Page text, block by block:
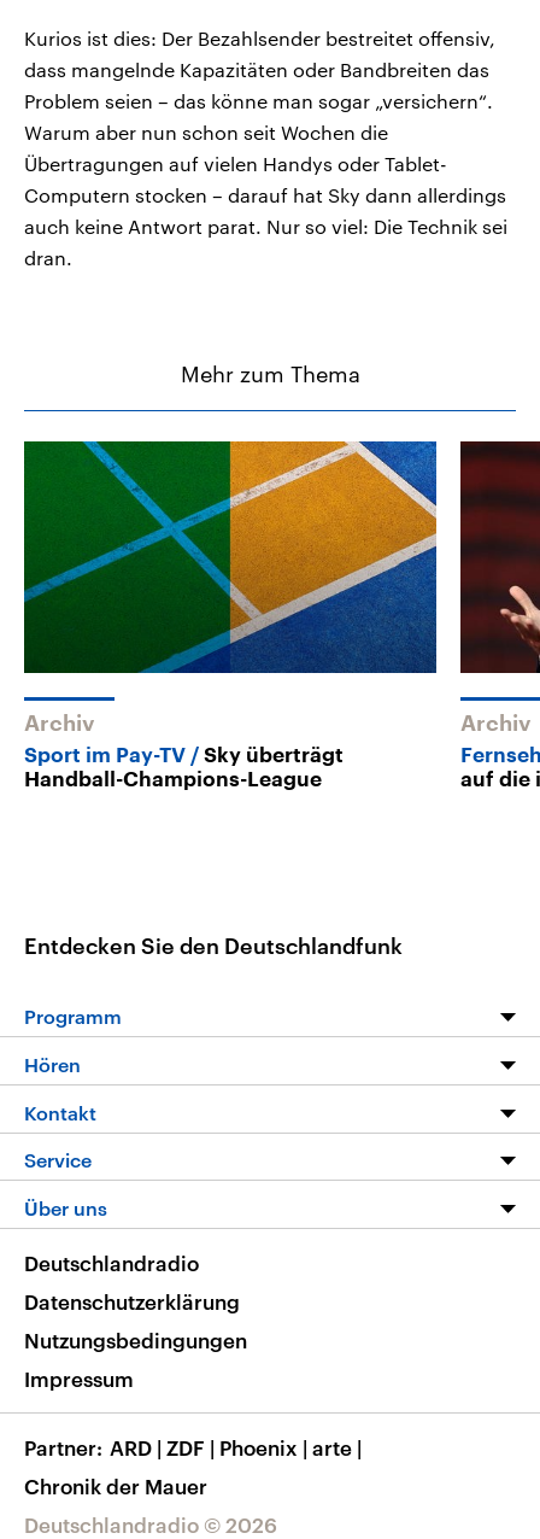
Kurios ist dies: Der Bezahlsender bestreitet offensiv,
dass mangelnde Kapazitäten oder Bandbreiten das
Problem seien – das könne man sogar „versichern“.
Warum aber nun schon seit Wochen die
Übertragungen auf vielen Handys oder Tablet-
Computern stocken – darauf hat Sky dann allerdings
auch keine Antwort parat. Nur so viel: Die Technik sei
dran.
Mehr zum Thema
Archiv
Sport im Pay-TV
Sky überträgt
Handball-Champions-League
Archiv
auf die
Entdecken Sie den Deutschlandfunk
Programm
Die Nachrichten
Nachrichtenleicht
Neue Beiträge auf dlf.de
Hören
Livestream
Podcasts
Deutschlandfunk App
Nachrichten App
Frequenzen
Kontakt
Hörerservice
Service
FAQ
Veranstaltungen
Musikliste
RSS
Über uns
Barrierefreiheit
Deutschlandradio © 2026
Deutschlandradio
Datenschutzerklärung
Nutzungsbedingungen
Impressum
Partner ARD | ZDF | Phoenix | arte |
Chronik der Mauer